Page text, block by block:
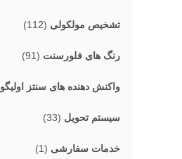
تشخیص مولکولی (112)
رنگ های فلورسنت (91)
واکنش دهنده های سنتز اولیگو
سیستم تحویل (33)
خدمات سفارشی (1)